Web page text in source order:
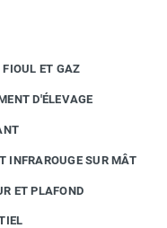
FIOUL ET GAZ
D'ÉLEVAGE
INFRAROUGE SUR MÂT
ET PLAFOND